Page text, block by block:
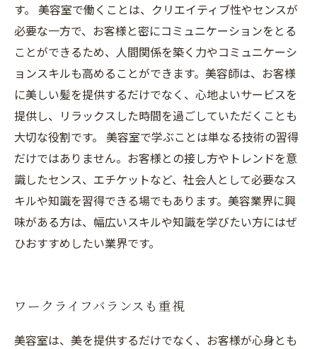
す。 美容室で働くことは、クリエイティブ性やセンスが
必要な一方で、お客様と密にコミュニケーションをとる
ことができるため、人間関係を築く力やコミュニケーシ
ョンスキルも高めることができます。美容師は、お客様
に美しい髪を提供するだけでなく、心地よいサービスを
提供し、リラックスした時間を過ごしていただくことも
大切な役割です。 美容室で学ぶことは単なる技術の習得
だけではありません。お客様との接し方やトレンドを意
識したセンス、エチケットなど、社会人として必要なス
キルや知識を習得できる場でもあります。美容業界に興
味がある方は、幅広いスキルや知識を学びたい方にはぜ
ひおすすめしたい業界です。
ワークライフバランスも重視
美容室は、美を提供するだけでなく、お客様が心身とも